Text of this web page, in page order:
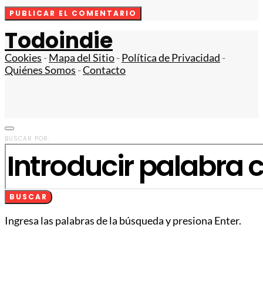
Todoindie
Cookies -Mapa del Sitio-Política de Privacidad -
Quiénes Somos -Contacto
BUSCAR POR:
BUSCAR
Ingresa las palabras de la búsqueda y presiona Enter.